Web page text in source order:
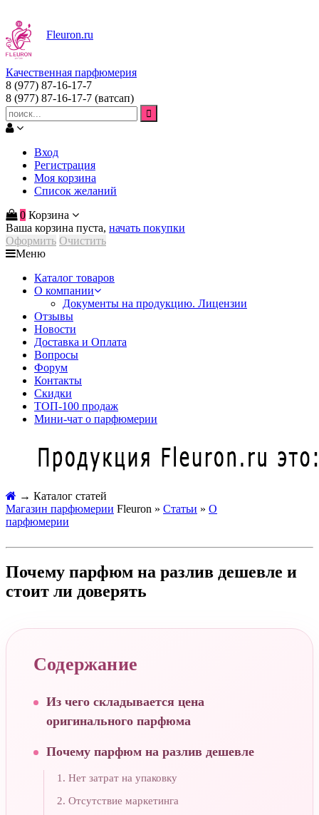
Fleuron.ru
Качественная парфюмерия
8 (977) 87-16-17-7
8 (977) 87-16-17-7 (ватсап)
Вход
Регистрация
Моя корзина
Список желаний
0 Корзина
Ваша корзина пуста, начать покупки
Оформить Очистить
Меню
Каталог товаров
О компании
Документы на продукцию. Лицензии
Отзывы
Новости
Доставка и Оплата
Вопросы
Форум
Контакты
Скидки
ТОП-100 продаж
Мини-чат о парфюмерии
→ Каталог статей
Магазин парфюмерии Fleuron » Статьи » О
парфюмерии
Почему парфюм на разлив дешевле и
стоит ли доверять
Содержание
Из чего складывается цена
оригинального парфюма
Почему парфюм на разлив дешевле
1. Нет затрат на упаковку
2. Отсутствие маркетинга